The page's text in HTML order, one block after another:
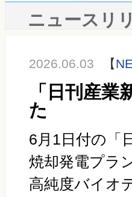
ニュースリ
2026.06.03 【
「日刊産
た
6月 1 日付の「
焼却発電プラ
高純度バイオ